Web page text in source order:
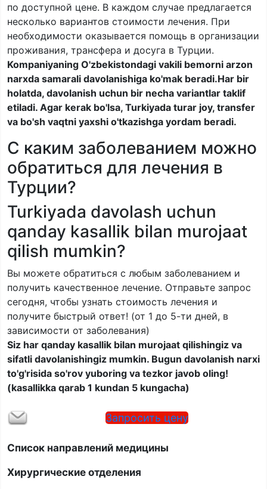
по доступной цене. В каждом случае предлагается
несколько вариантов стоимости лечения. При
необходимости оказывается помощь в организации
проживания, трансфера и досуга в Турции.
Kompaniyaning O'zbekistondagi vakili bemorni arzon
narxda samarali davolanishiga ko'mak beradi.Har bir
holatda, davolanish uchun bir necha variantlar taklif
etiladi. Agar kerak bo'lsa, Turkiyada turar joy, transfer
va bo'sh vaqtni yaxshi o'tkazishga yordam beradi.
С каким заболеванием можно
обратиться для лечения в
Турции?
Turkiyada davolash uchun
qanday kasallik bilan murojaat
qilish mumkin?
Вы можете обратиться с любым заболеванием и
получить качественное лечение. Отправьте запрос
сегодня, чтобы узнать стоимость лечения и
получите быстрый ответ! (от 1 до 5-ти дней, в
зависимости от заболевания)
Siz har qanday kasallik bilan murojaat qilishingiz va
sifatli davolanishingiz mumkin. Bugun davolanish narxi
to'g'risida so'rov yuboring va tezkor javob oling!
(kasallikka qarab 1 kundan 5 kungacha)
Запросить цену
Список направлений медицины
Хирургические отделения